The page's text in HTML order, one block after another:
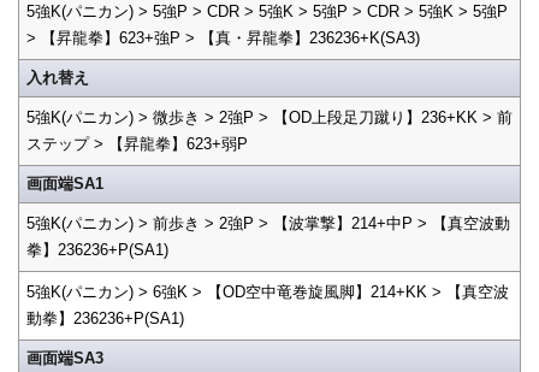
5強K(パニカン) > 5強P > CDR > 5強K > 5強P > CDR > 5強K > 5強P
> 【昇龍拳】623+強P > 【真・昇龍拳】236236+K(SA3)
入れ替え
5強K(パニカン) > 微歩き > 2強P > 【OD上段足刀蹴り】236+KK > 前
ステップ > 【昇龍拳】623+弱P
画面端SA1
5強K(パニカン) > 前歩き > 2強P > 【波掌撃】214+中P > 【真空波動
拳】236236+P(SA1)
5強K(パニカン) > 6強K > 【OD空中竜巻旋風脚】214+KK > 【真空波
動拳】236236+P(SA1)
画面端SA3